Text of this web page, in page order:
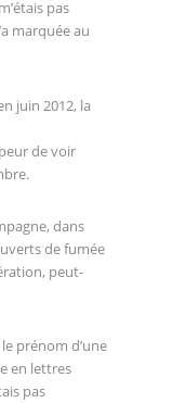
pas
marquée au
juin 2012, la
de voir
dans
de fumée
peut-
prénom d’une
en lettres
pas